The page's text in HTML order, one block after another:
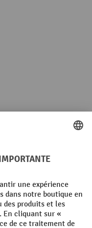
de cookies
possible delivery charges,